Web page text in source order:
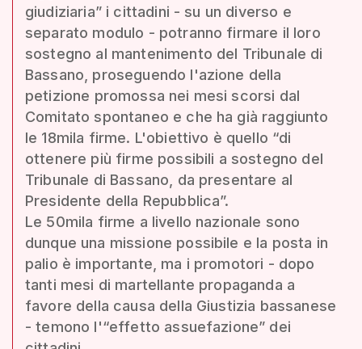
giudiziaria” i cittadini - su un diverso e
separato modulo - potranno firmare il loro
sostegno al mantenimento del Tribunale di
Bassano, proseguendo l'azione della
petizione promossa nei mesi scorsi dal
Comitato spontaneo e che ha già raggiunto
le 18mila firme. L'obiettivo è quello “di
ottenere più firme possibili a sostegno del
Tribunale di Bassano, da presentare al
Presidente della Repubblica”.
Le 50mila firme a livello nazionale sono
dunque una missione possibile e la posta in
palio è importante, ma i promotori - dopo
tanti mesi di martellante propaganda a
favore della causa della Giustizia bassanese
- temono l'“effetto assuefazione” dei